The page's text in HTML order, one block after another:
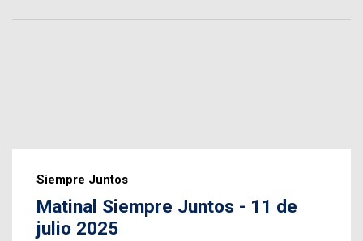
Siempre Juntos
Matinal Siempre Juntos - 11 de
julio 2025